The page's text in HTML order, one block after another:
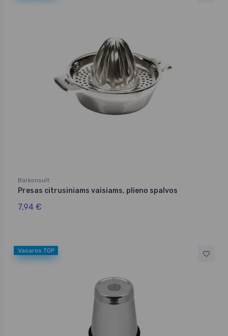
Barkonsult
Presas citrusiniams vaisiams, plieno spalvos
7,94 €
Vasaros TOP